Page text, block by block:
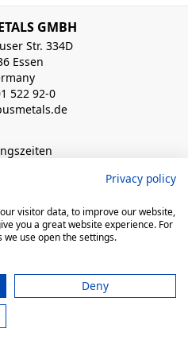
GMBH
Str. 334D
Essen
522 92-0
all rights reserved
by polynorm
Privacy policy
visitor data, to improve our website,
you a great website experience. For
use open the settings.
Deny